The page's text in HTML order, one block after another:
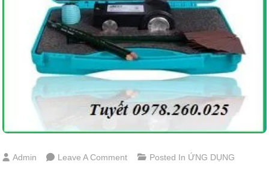
Admin Leave A CommentOn
Posted In ỨNG DỤNG